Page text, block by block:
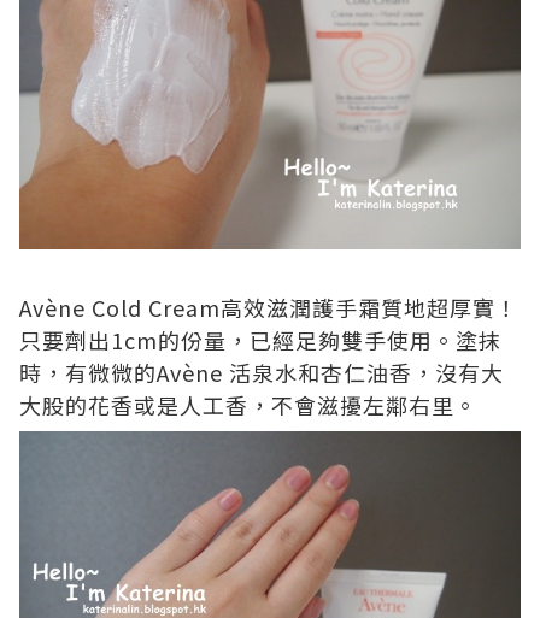
Avène Cold Cream高效滋潤護手霜質地超厚實！
只要劑出1cm的份量，已經足夠雙手使用。塗抹
時，有微微的Avène 活泉水和杏仁油香，沒有大
大股的花香或是人工香，不會滋擾左鄰右里。